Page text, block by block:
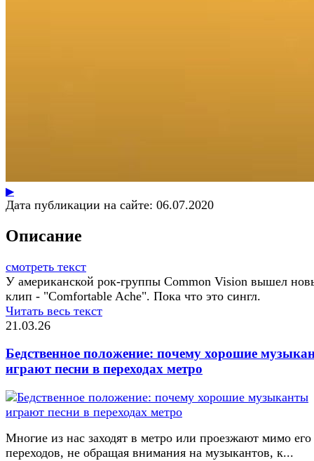
▶
Дата публикации на сайте: 06.07.2020
Описание
смотреть текст
У американской рок-группы Common Vision вышел
клип - "Comfortable Ache". Пока что это сингл.
Читать весь текст
21.03.26
Бедственное положение: почему хорошие
играют песни в переходах метро
Многие из нас заходят в метро или проезжают мимо его
переходов, не обращая внимания на музыкантов, к...